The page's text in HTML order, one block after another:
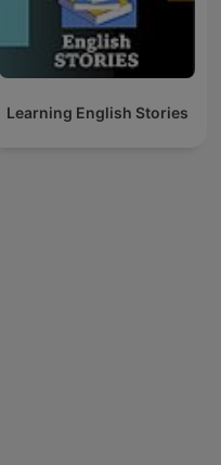
Learning English Stories